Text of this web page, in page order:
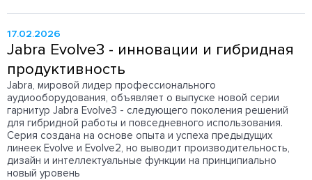
17.02.2026
Jabra Evolve3 - инновации и гибридная
продуктивность
Jabra, мировой лидер профессионального
аудиооборудования, объявляет о выпуске новой серии
гарнитур Jabra Evolve3 - следующего поколения решений
для гибридной работы и повседневного использования.
Серия создана на основе опыта и успеха предыдущих
линеек Evolve и Evolve2, но выводит производительность,
дизайн и интеллектуальные функции на принципиально
новый уровень